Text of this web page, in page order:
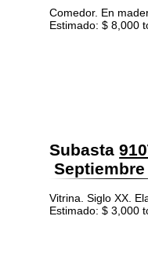
Comedor. En
Estimado: $ 8,000
Subasta
Septiembre
Vitrina. Siglo XX.
Estimado: $ 3,000